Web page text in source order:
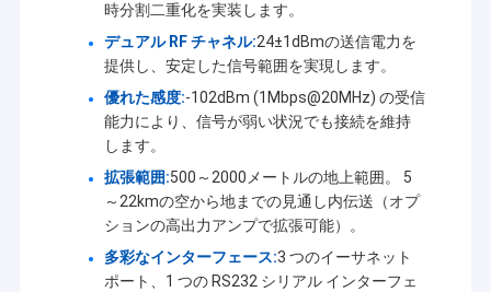
時分割二重化を実装します。
デュアル RF チャネル:24±1dBmの送信電力を
提供し、安定した信号範囲を実現します。
優れた感度:-102dBm (1Mbps@20MHz) の受信
能力により、信号が弱い状況でも接続を維持
します。
拡張範囲:500～2000メートルの地上範囲。 5
～22kmの空から地までの見通し内伝送（オプ
ションの高出力アンプで拡張可能）。
多彩なインターフェース:3 つのイーサネット
ポート、1 つの RS232 シリアル インターフェ